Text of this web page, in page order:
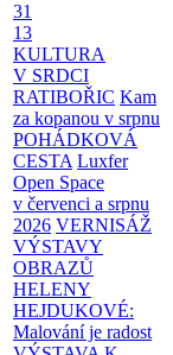
31
13
KULTURA
V SRDCI
RATIBOŘIC Kam
za kopanou v srpnu
POHÁDKOVÁ
CESTA Luxfer
Open Space
v červenci a srpnu
2026 VERNISÁŽ
VÝSTAVY
OBRAZŮ
HELENY
HEJDUKOVÉ:
Malování je radost